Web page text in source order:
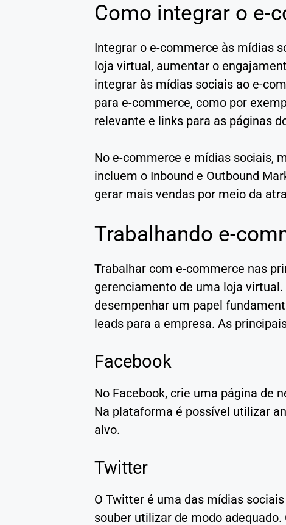
Como integrar o e-
Integrar o e-commerce às mídias
loja virtual, aumentar o
integrar às mídias sociais ao e-
para e-commerce, como por
relevante e links para as páginas
No e-commerce e mídias sociais,
incluem o Inbound e Outbound
gerar mais vendas por meio da
Trabalhando e-
Trabalhar com e-commerce nas
gerenciamento de uma loja
desempenhar um papel
leads para a empresa. As
Facebook
No Facebook, crie uma página de
Na plataforma é possível utilizar
alvo.
Twitter
O Twitter é uma das mídias
souber utilizar de modo